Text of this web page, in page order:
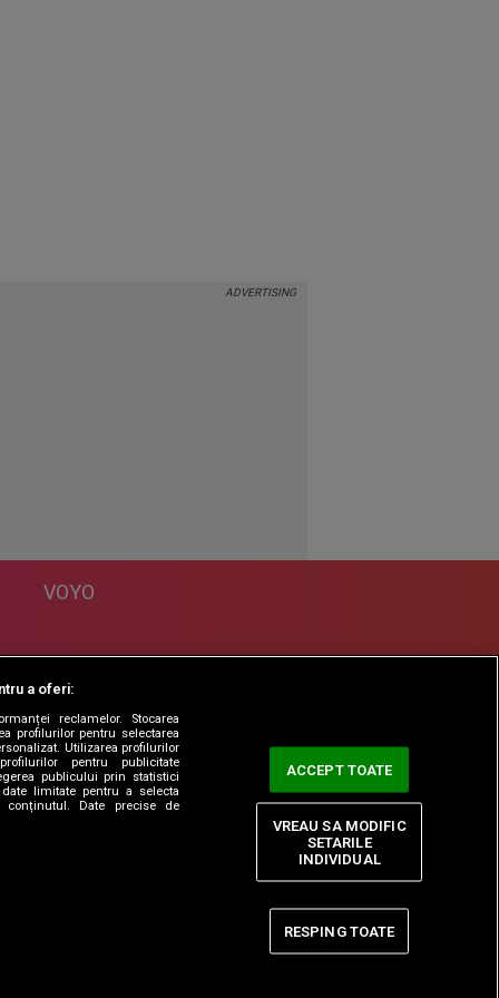
VOYO
Contact
a oferi:
reclamelor. Stocarea
profilurilor pentru selectarea
Utilizarea profilurilor
pentru publicitate
publicului prin statistici
limitate pentru a selecta
conținutul. Date precise de
ACCEPT TOATE
RESPING TOATE
VREAU SA MODIFIC
SETARILE
INDIVIDUAL